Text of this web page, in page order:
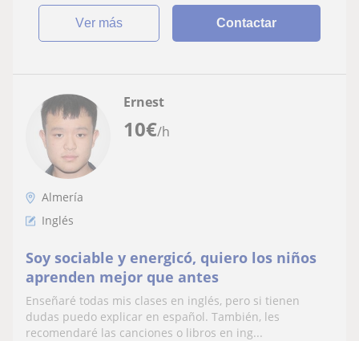
ver más Contactar
10€/h
Ernest
Almería
Inglés
Soy sociable y energicó, quiero los niños
aprenden mejor que antes
Enseñaré todas mis clases en inglés, pero si tienen
dudas puedo explicar en español. También, les
recomendaré las canciones o libros en ing...